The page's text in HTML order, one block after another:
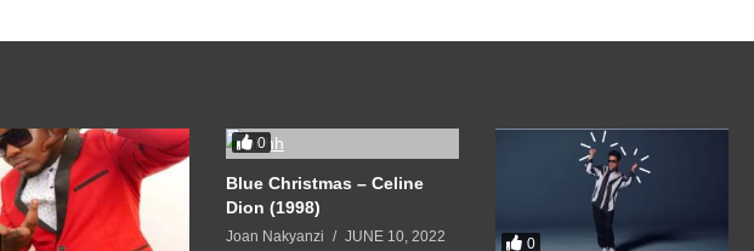
0
Blue Christmas – Celine
Dion (1998)
Joan Nakyanzi JUNE 10, 2022 0